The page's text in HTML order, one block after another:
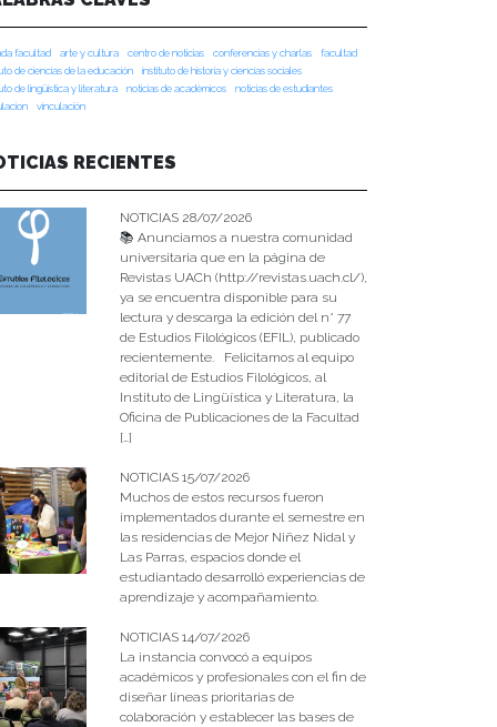
facultad arte y cultura centro de noticias conferencias y charlas
facultad
de ciencias de la educación
instituto de historia y ciencias sociales
de lingüística y literatura
noticias de académicos
noticias de estudiantes
vinculación
RECIENTES
NOTICIAS 28/07/2026
📚 Anunciamos a nuestra comunidad
universitaria que en la página de
Revistas UACh (http://revistas.uach.cl/),
ya se encuentra disponible para su
lectura y descarga la edición del n° 77
de Estudios Filológicos (EFIL), publicado
recientemente. Felicitamos al equipo
editorial de Estudios Filológicos, al
Instituto de Lingüística y Literatura, la
Oficina de Publicaciones de la Facultad
[…]
NOTICIAS 15/07/2026
Muchos de estos recursos fueron
implementados durante el semestre en
las residencias de Mejor Niñez Nidal y
Las Parras, espacios donde el
estudiantado desarrolló experiencias de
aprendizaje y acompañamiento.
NOTICIAS 14/07/2026
La instancia convocó a equipos
académicos y profesionales con el fin de
diseñar líneas prioritarias de
colaboración y establecer las bases de